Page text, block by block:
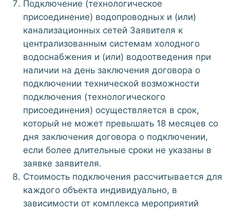
Подключение (технологическое
присоединение) водопроводных и (или)
канализационных сетей Заявителя к
централизованным системам холодного
водоснабжения и (или) водоотведения при
наличии на день заключения договора о
подключении технической возможности
подключения (технологического
присоединения) осуществляется в срок,
который не может превышать 18 месяцев со
дня заключения договора о подключении,
если более длительные сроки не указаны в
заявке заявителя.
Стоимость подключения рассчитывается для
каждого объекта индивидуально, в
зависимости от комплекса мероприятий